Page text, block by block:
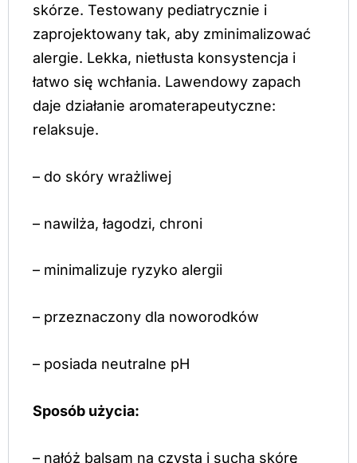
skórze. Testowany pediatrycznie i
zaprojektowany tak, aby zminimalizować
alergie. Lekka, nietłusta konsystencja i
łatwo się wchłania. Lawendowy zapach
daje działanie aromaterapeutyczne:
relaksuje.
– do skóry wrażliwej
– nawilża, łagodzi, chroni
– minimalizuje ryzyko alergii
– przeznaczony dla noworodków
– posiada neutralne pH
Sposób użycia:
– nałóż balsam na czystą i suchą skórę